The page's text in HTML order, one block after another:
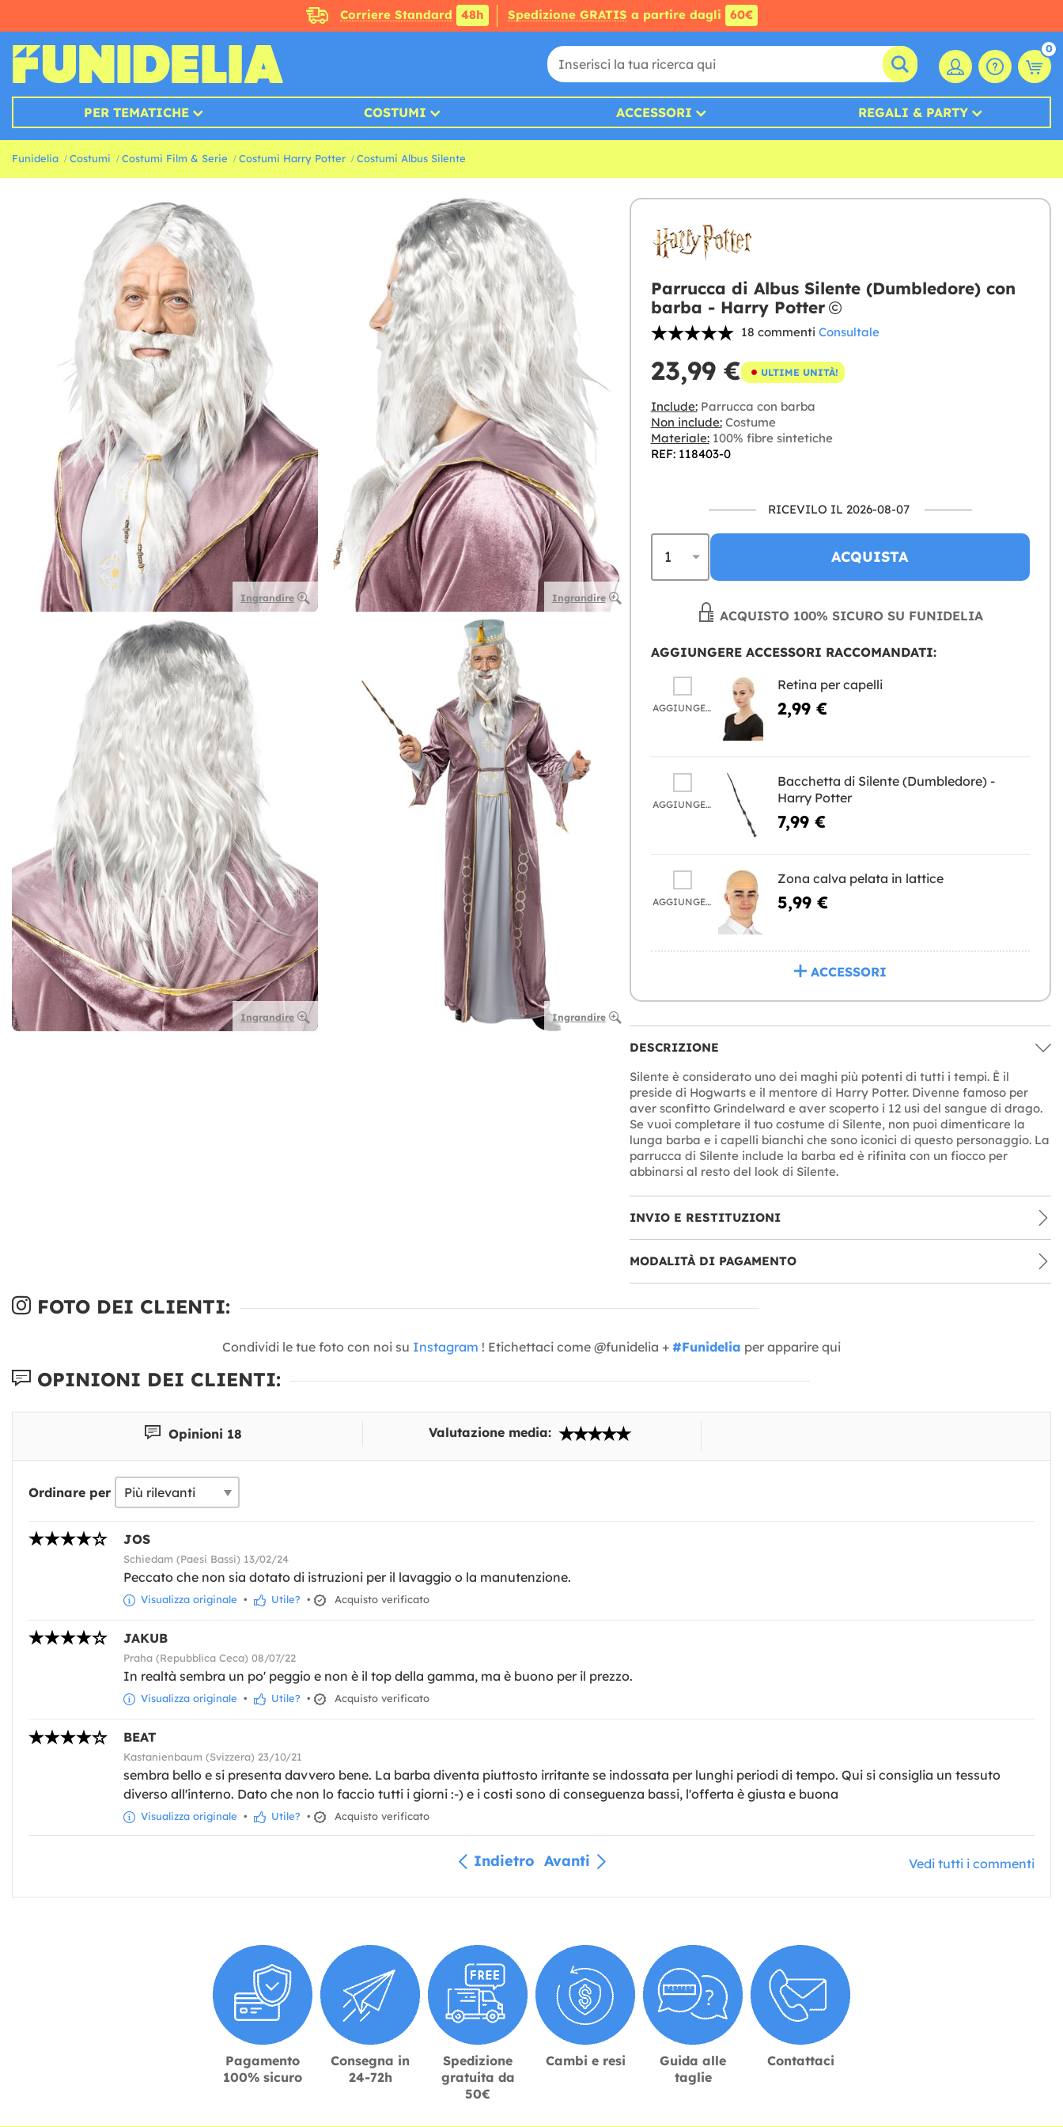
Corriere Standard 48h Spedizione GRATIS a partire dagli 60€
0
PER TEMATICHE COSTUMI ACCESSORI REGALI & PARTY
Funidelia Costumi Costumi Film & Serie Costumi Harry Potter Costumi Albus Silente
Ingrandire Ingrandire
Ingrandire Ingrandire
Parrucca di Albus Silente (Dumbledore) con
barba - Harry Potter
18 commenti Consultale
23,99 € ULTIME UNITÀ!
Include:Parrucca con barba
Non include:Costume
Materiale:100% fibre sintetiche
REF: 118403-0
RICEVILO IL 2026-08-07
ACQUISTA
ACQUISTO 100% SICURO SU FUNIDELIA
AGGIUNGERE ACCESSORI RACCOMANDATI:
AGGIUNGERE
Retina per capelli
2,99 €
AGGIUNGERE
Bacchetta di Silente (Dumbledore) -
Harry Potter
7,99 €
AGGIUNGERE
Zona calva pelata in lattice
5,99 €
ACCESSORI
DESCRIZIONE
Silente è considerato uno dei maghi più potenti di tutti i tempi. È il
preside di Hogwarts e il mentore di Harry Potter. Divenne famoso per
aver sconfitto Grindelward e aver scoperto i 12 usi del sangue di drago.
Se vuoi completare il tuo costume di Silente, non puoi dimenticare la
lunga barba e i capelli bianchi che sono iconici di questo personaggio. La
parrucca di Silente include la barba ed è rifinita con un fiocco per
abbinarsi al resto del look di Silente.
INVIO E RESTITUZIONI
MODALITÀ DI PAGAMENTO
FOTO DEI CLIENTI:
Condividi le tue foto con noi su Instagram ! Etichettaci come @funidelia + #Funidelia per apparire qui
OPINIONI DEI CLIENTI:
Opinioni 18 Valutazione media:
Ordinare per
JOS
Schiedam (Paesi Bassi) 13/02/24
Peccato che non sia dotato di istruzioni per il lavaggio o la manutenzione.
Visualizza originale • Utile? • Acquisto verificato
JAKUB
Praha (Repubblica Ceca) 08/07/22
In realtà sembra un po' peggio e non è il top della gamma, ma è buono per il prezzo.
Visualizza originale • Utile? • Acquisto verificato
BEAT
Kastanienbaum (Svizzera) 23/10/21
sembra bello e si presenta davvero bene. La barba diventa piuttosto irritante se indossata per lunghi periodi di tempo. Qui si consiglia un tessuto
diverso all'interno. Dato che non lo faccio tutti i giorni :-) e i costi sono di conseguenza bassi, l'offerta è giusta e buona
Visualizza originale • Utile? • Acquisto verificato
Indietro Avanti Vedi tutti i commenti
Pagamento
100% sicuro
Consegna in
24-72h
Spedizione
gratuita da
50€
Cambi e resi
Guida alle
taglie
Contattaci